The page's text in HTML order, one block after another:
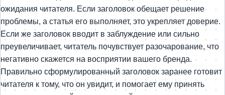
ожидания читателя. Если заголовок обещает решение
проблемы, а статья его выполняет, это укрепляет доверие.
Если же заголовок вводит в заблуждение или сильно
преувеличивает, читатель почувствует разочарование, что
негативно скажется на восприятии вашего бренда.
Правильно сформулированный заголовок заранее готовит
читателя к тому, что он увидит, и помогает ему принять